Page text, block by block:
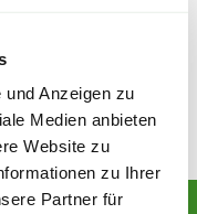
Anzeigen zu
Medien anbieten
Website zu
zu Ihrer
Partner für